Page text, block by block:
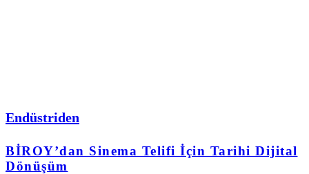
Endüstriden
BİROY’dan Sinema Telifi İçin Tarihi Dijital
Dönüşüm